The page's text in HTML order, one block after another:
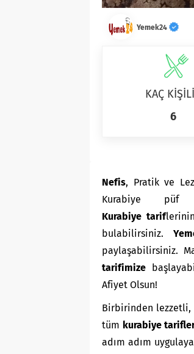
Yemek24
KAÇ
6
Nefis, Pratik ve
Kurabiye
Kurabiye tarif
bulabilirsiniz.
paylaşabilirsiniz.
tarifimize
Afiyet Olsun!
Birbirinden lezzetli,
tüm kurabiye
adım adım